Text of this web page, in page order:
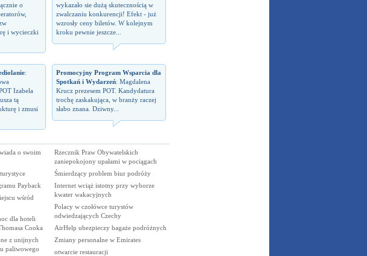
o
i wycieczki
wykazało sie dużą skutecznością w
zwalczaniu konkurencji! Efekt - już
wzrosły ceny biletów. W kolejnym
kroku pewnie jeszcze...
:
Izabela
tą
i zmusi
Promocyjny Program Wsparcia dla
Spotkań i Wydarzeń: Magdalena
Krucz prezesem POT. Kandydatura
trochę zaskakująca, w branży raczej
słabo znana. Dziwny...
o swoim
Payback
wśród
dla hoteli
Cooka
z unijnych
paliwowego
Rzecznik Praw Obywatelskich
zaniepokojony upałami w pociągach
Śmierdzący problem biur podróży
Internet wciąż istotny przy wyborze
kwater wakacyjnych
Polacy w czołówce turystów
odwiedzających Czechy
AirHelp ubezpieczy bagaże podróżnych
Zmiany personalne w Emirates
otwarcie restauracji